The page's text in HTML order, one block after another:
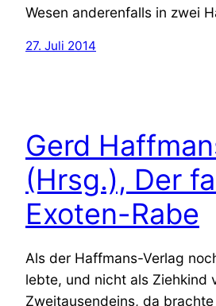
Wesen anderenfalls in zwei
27. Juli 2014
Gerd
(Hrsg.), Der
Exoten-Rabe
Als der Haffmans-Verlag
lebte, und nicht als Ziehkind
Zweitausendeins, da